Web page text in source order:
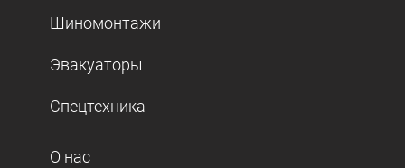
Шиномонтажи
Эвакуаторы
Спецтехника
О нас